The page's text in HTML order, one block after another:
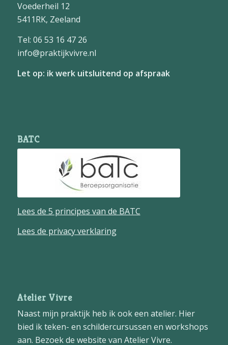
Voederheil 12
5411RK, Zeeland
Tel: 06 53 16 47 26
info@praktijkvivre.nl
Let op: ik werk uitsluitend op afspraak
BATC
Lees de 5 principes van de BATC
Lees de privacy verklaring
Atelier Vivre
Naast mijn praktijk heb ik ook een atelier. Hier
bied ik teken- en schildercursussen en workshops
aan. Bezoek de website van Atelier Vivre.